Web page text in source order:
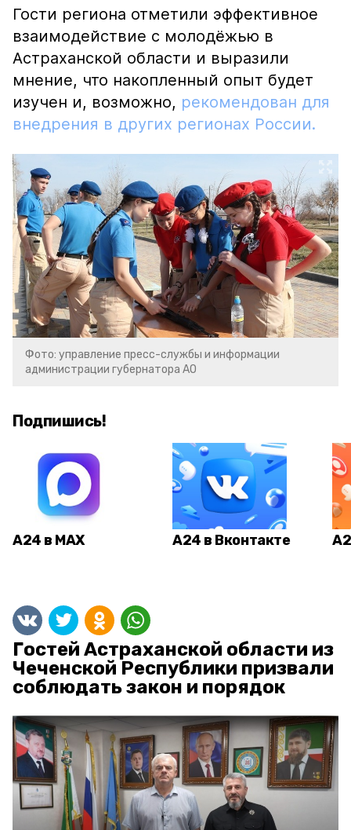
Гости региона отметили эффективное
взаимодействие с молодёжью в
Астраханской области и выразили
мнение, что накопленный опыт будет
изучен и, возможно, рекомендован для
внедрения в других регионах России.
Фото: управление пресс-службы и информации
администрации губернатора АО
Подпишись!
А24 в MAX А24 в Вконтакте
Гостей Астраханской области из
Чеченской Республики призвали
соблюдать закон и порядок